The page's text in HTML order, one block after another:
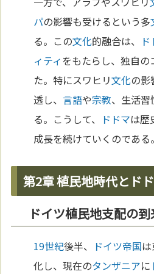
パの影響も受けるという多
る。この文化的融合は、
ィティをもたらし、独自の
た。特にスワヒリ文化の影
透し、言語や宗教、生活習
る。こうして、 ドドマは歴
成長を続けていくのである。
第2章 植民地時代とド
ドイツ植民地支配の到
19世紀後半、 ドイツ帝国
化し、現在のタンザニアに